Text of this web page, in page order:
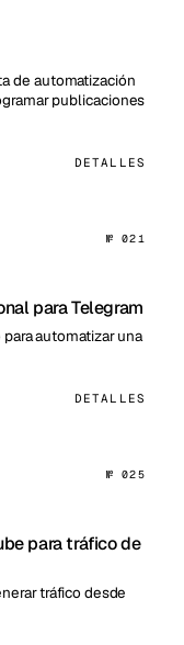
de automatización
publicaciones
DETALLES
№ 021
para Telegram
automatizar una
DETALLES
№ 025
para tráfico de
tráfico desde